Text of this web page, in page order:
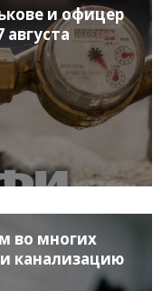
и офицер
во многих
канализацию